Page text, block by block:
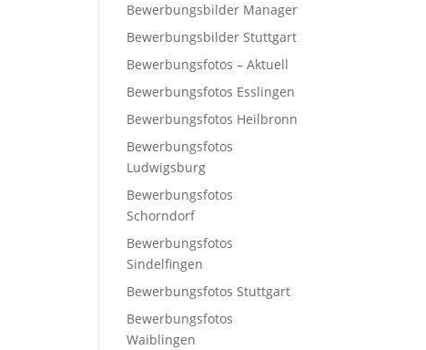
Bewerbungsbilder Manager
Bewerbungsbilder Stuttgart
Bewerbungsfotos – Aktuell
Bewerbungsfotos Esslingen
Bewerbungsfotos Heilbronn
Bewerbungsfotos
Ludwigsburg
Bewerbungsfotos
Schorndorf
Bewerbungsfotos
Sindelfingen
Bewerbungsfotos Stuttgart
Bewerbungsfotos
Waiblingen